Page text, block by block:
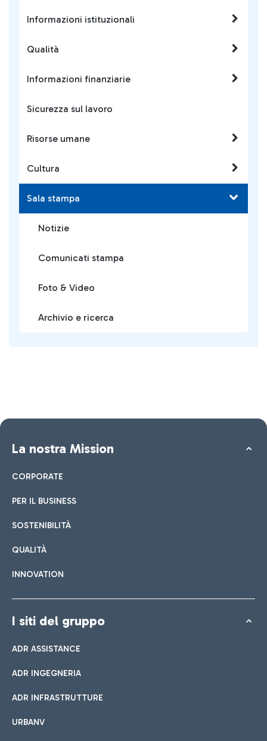
Informazioni istituzionali
Qualità
Informazioni finanziarie
Sicurezza sul lavoro
Risorse umane
Cultura
Sala stampa
Notizie
Comunicati stampa
Foto & Video
Archivio e ricerca
La nostra Mission
CORPORATE
PER IL BUSINESS
SOSTENIBILITÀ
QUALITÀ
INNOVATION
I siti del gruppo
ADR ASSISTANCE
ADR INGEGNERIA
ADR INFRASTRUTTURE
URBANV